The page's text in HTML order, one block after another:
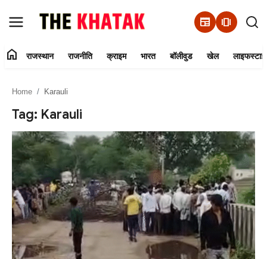
newspaper amp_stories
Contact Us
राजस्थान
राजनीति
क्राइम
भारत
बॉलीवुड
home राजस्थान राजनीति क्राइम भारत बॉलीवुड खेल
Home Karauli
Tag: Karauli